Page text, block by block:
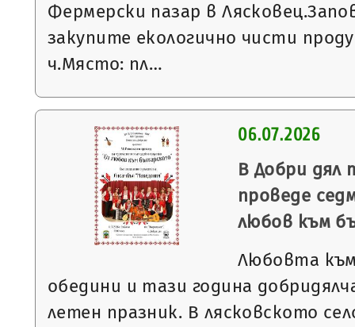
Фермерски пазар в
закупите екологично чисти
ч.Място: пл…
06.07.2026
В Добри дял
проведе
любов към
Любовта
обедини и тази година
летен празник. В лясковското